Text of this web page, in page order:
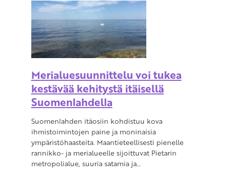
Merialuesuunnittelu voi tukea
kestävää kehitystä itäisellä
Suomenlahdella
Suomenlahden itäosiin kohdistuu kova
ihmistoimintojen paine ja moninaisia
ympäristöhaasteita. Maantieteellisesti pienelle
rannikko- ja merialueelle sijoittuvat Pietarin
metropolialue, suuria satamia ja…